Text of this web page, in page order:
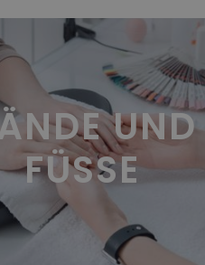
UND
FÜSSE